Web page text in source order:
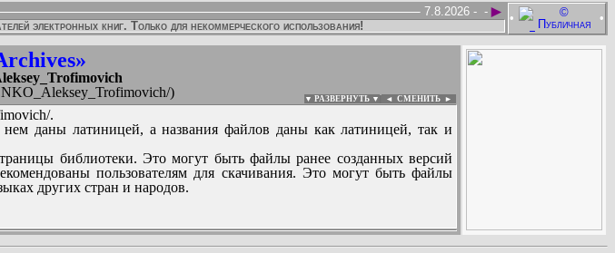
• •
►
-
7.8.2026 -
электронных книг. Только для некоммерческого использования!
)
▼ РАЗВЕРНУТЬ ▼ ◄ СМЕНИТЬ ►
.
даны латиницей, а названия файлов даны как латиницей, так и
библиотеки. Это могут быть файлы ранее созданных версий
пользователям для скачивания. Это могут быть файлы
других стран и народов.
: